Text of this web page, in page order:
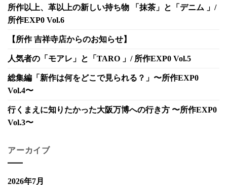
所作以上、革以上の新しい持ち物 「抹茶」と「デニム 」/
所作EXP0 Vol.6
【所作 吉祥寺店からのお知らせ】
人気者の「モアレ」と「TARO 」/ 所作EXP0 Vol.5
総集編「新作は何をどこで見られる？」〜所作EXP0
Vol.4〜
行くまえに知りたかった大阪万博への行き方 〜所作EXP0
Vol.3〜
アーカイブ
2026年7月